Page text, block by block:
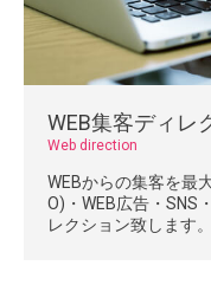
WEB集客ディレ
Web direction
WEBからの集客を最
O)・WEB広告・SNS
レクション致します。